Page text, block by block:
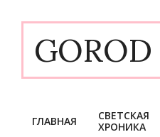
content
Primary
ГЛАВНАЯ
СВЕТСКАЯ
ХРОНИКА